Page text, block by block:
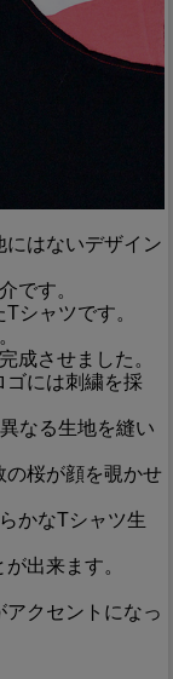
はないデザイン
です。
シャツです。
成させました。
ゴには刺繍を採
なる生地を縫い
の桜が顔を覗かせ
かなTシャツ生
出来ます。
クセントになっ